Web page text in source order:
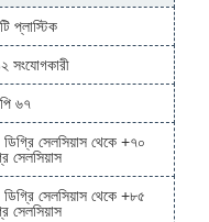
প্লাস্টিক
সংযোগকারী
৬৭
সেলসিয়াস থেকে +৭০
সেলসিয়াস
সেলসিয়াস থেকে +৮৫
সেলসিয়াস